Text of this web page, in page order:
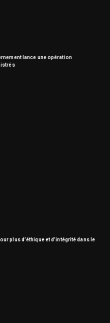
lance une opération
plus d’éthique et d’intégrité dans le